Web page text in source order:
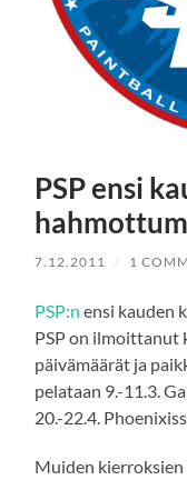
PSP ensi
7.12.2011 / 1
PSP:n ensi kauden
PSP on ilmoittanut
päivämäärät ja
pelataan 9.-11.3.
20.-22.4.
Muiden kierroksien